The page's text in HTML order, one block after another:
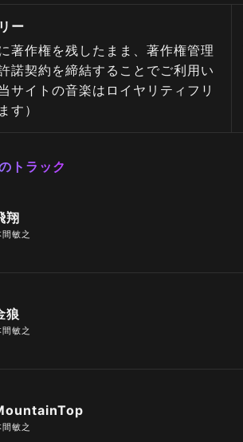
ー
著作権を残したまま、著作権管理
諾契約を締結することでご利用い
サイトの音楽はロイヤリティフリ
す）
トラック
翔
間敏之
狼
間敏之
間敏之